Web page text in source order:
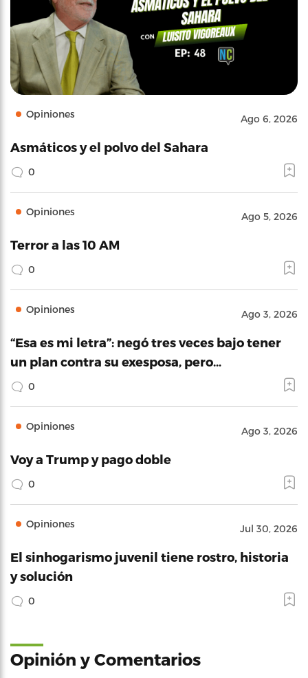
Opiniones Ago 6, 2026
Asmáticos y el polvo del Sahara
0
Opiniones Ago 5, 2026
Terror a las 10 AM
0
Opiniones Ago 3, 2026
“Esa es mi letra”: negó tres veces bajo tener
un plan contra su exesposa, pero…
0
Opiniones Ago 3, 2026
Voy a Trump y pago doble
0
Opiniones Jul 30, 2026
El sinhogarismo juvenil tiene rostro, historia
y solución
0
Opinión y Comentarios